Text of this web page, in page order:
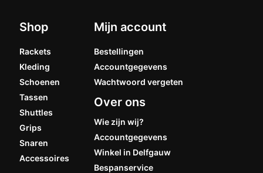
Shop
Rackets
Kleding
Schoenen
Tassen
Shuttles
Grips
Snaren
Accessoires
Mijn account
Bestellingen
Accountgegevens
Wachtwoord vergeten
Over ons
Wie zijn wij?
Accountgegevens
Winkel in Delfgauw
Bespanservice